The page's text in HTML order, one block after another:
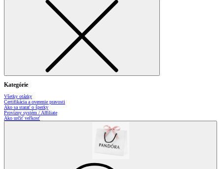
Kategórie
Všetky otázky
Certifikácia a overenie pravosti
Ako sa starať o šperky
Provízny systém / Affiliate
Ako určiť veľkosť